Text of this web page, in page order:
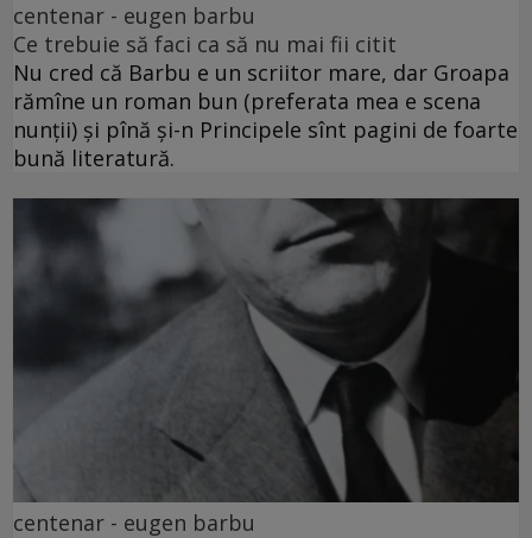
centenar - eugen barbu
Ce trebuie să faci ca să nu mai fii citit
Nu cred că Barbu e un scriitor mare, dar Groapa
rămîne un roman bun (preferata mea e scena
nunții) și pînă și-n Principele sînt pagini de foarte
bună literatură.
centenar - eugen barbu